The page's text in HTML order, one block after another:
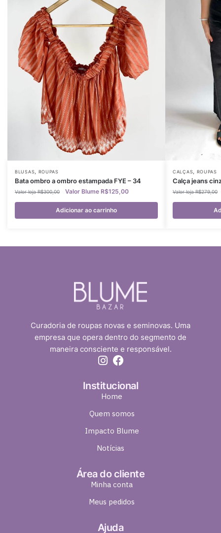
BLUSAS, ROUPAS
Bata ombro a ombro estampada FYE – 34
R$300,00 R$125,00
Adicionar ao carrinho
CALÇAS, ROUPAS
Calça jeans
R$279,00
Curadoria de roupas novas e seminovas. Uma
empresa que opera dentro do segmento de
maneira consciente e responsável.
Institucional
Home
Quem somos
Impacto Blume
Notícias
Área do cliente
Minha conta
Meus pedidos
Ajuda